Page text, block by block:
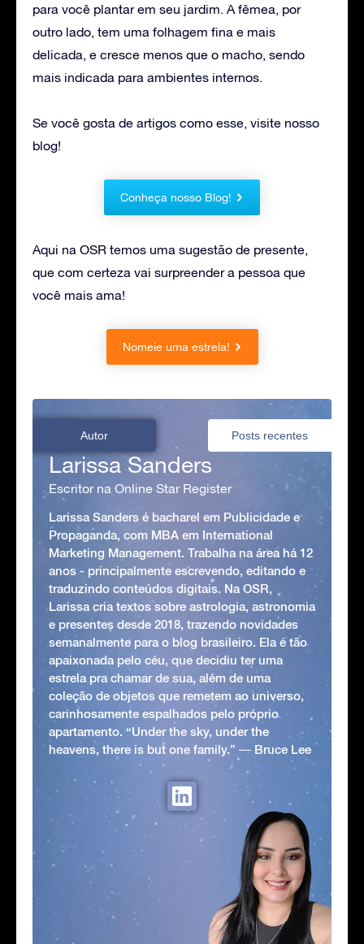
para você plantar em seu jardim. A fêmea, por
outro lado, tem uma folhagem fina e mais
delicada, e cresce menos que o macho, sendo
mais indicada para ambientes internos.
Se você gosta de artigos como esse, visite nosso
blog!
Conheça nosso Blog!
Aqui na OSR temos uma sugestão de presente,
que com certeza vai surpreender a pessoa que
você mais ama!
Nomeie uma estrela!
Autor Posts recentes
Larissa Sanders
Escritor na Online Star Register
Larissa Sanders é bacharel em Publicidade e
Propaganda, com MBA em International
Marketing Management. Trabalha na área há 12
anos - principalmente escrevendo, editando e
traduzindo conteúdos digitais. Na OSR,
Larissa cria textos sobre astrologia, astronomia
e presentes desde 2018, trazendo novidades
semanalmente para o blog brasileiro. Ela é tão
apaixonada pelo céu, que decidiu ter uma
estrela pra chamar de sua, além de uma
coleção de objetos que remetem ao universo,
carinhosamente espalhados pelo próprio
apartamento. “Under the sky, under the
heavens, there is but one family.” ― Bruce Lee